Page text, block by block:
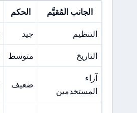
الجانب المُقيَّم الحكم
التنظيم
جيد
التاريخ
متوسط
آراء
المستخدمين
ضعيف